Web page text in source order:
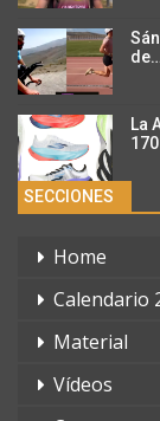
de…
La
SECCIONES
Home
Calendario
Material
Vídeos